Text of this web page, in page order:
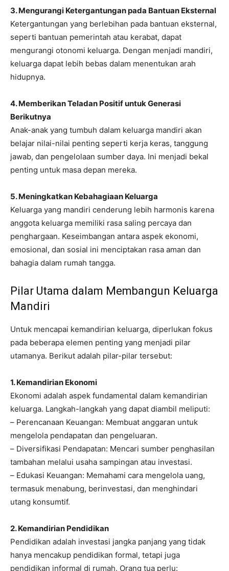
3. Mengurangi Ketergantungan pada Bantuan Eksternal
Ketergantungan yang berlebihan pada bantuan eksternal,
seperti bantuan pemerintah atau kerabat, dapat
mengurangi otonomi keluarga. Dengan menjadi mandiri,
keluarga dapat lebih bebas dalam menentukan arah
hidupnya.
4. Memberikan Teladan Positif untuk Generasi
Berikutnya
Anak-anak yang tumbuh dalam keluarga mandiri akan
belajar nilai-nilai penting seperti kerja keras, tanggung
jawab, dan pengelolaan sumber daya. Ini menjadi bekal
penting untuk masa depan mereka.
5. Meningkatkan Kebahagiaan Keluarga
Keluarga yang mandiri cenderung lebih harmonis karena
anggota keluarga memiliki rasa saling percaya dan
penghargaan. Keseimbangan antara aspek ekonomi,
emosional, dan sosial ini menciptakan rasa aman dan
bahagia dalam rumah tangga.
Pilar Utama dalam Membangun Keluarga
Mandiri
Untuk mencapai kemandirian keluarga, diperlukan fokus
pada beberapa elemen penting yang menjadi pilar
utamanya. Berikut adalah pilar-pilar tersebut:
1. Kemandirian Ekonomi
Ekonomi adalah aspek fundamental dalam kemandirian
keluarga. Langkah-langkah yang dapat diambil meliputi:
– Perencanaan Keuangan: Membuat anggaran untuk
mengelola pendapatan dan pengeluaran.
– Diversifikasi Pendapatan: Mencari sumber penghasilan
tambahan melalui usaha sampingan atau investasi.
– Edukasi Keuangan: Memahami cara mengelola uang,
termasuk menabung, berinvestasi, dan menghindari
utang konsumtif.
2. Kemandirian Pendidikan
Pendidikan adalah investasi jangka panjang yang tidak
hanya mencakup pendidikan formal, tetapi juga
pendidikan informal di rumah. Orang tua perlu: